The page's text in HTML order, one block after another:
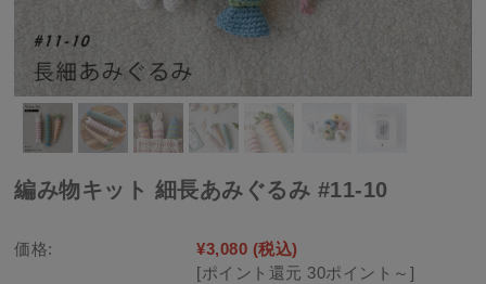
編み物キット 細長あみぐるみ #11-10
価格: ¥3,080 (税込)
[ポイント還元 30ポイント～]